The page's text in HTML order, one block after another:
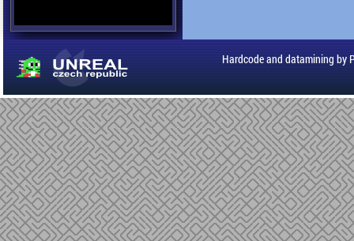
Hardcode and datamining by